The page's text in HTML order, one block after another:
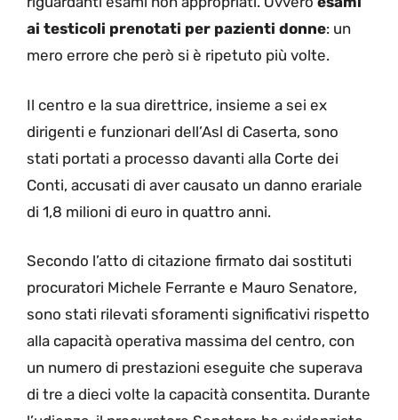
ai testicoli prenotati per pazienti donne: un
mero errore che però si è ripetuto più volte.
Il centro e la sua direttrice, insieme a sei ex
dirigenti e funzionari dell’Asl di Caserta, sono
stati portati a processo davanti alla Corte dei
Conti, accusati di aver causato un danno erariale
di 1,8 milioni di euro in quattro anni.
Secondo l’atto di citazione firmato dai sostituti
procuratori Michele Ferrante e Mauro Senatore,
sono stati rilevati sforamenti significativi rispetto
alla capacità operativa massima del centro, con
un numero di prestazioni eseguite che superava
di tre a dieci volte la capacità consentita. Durante